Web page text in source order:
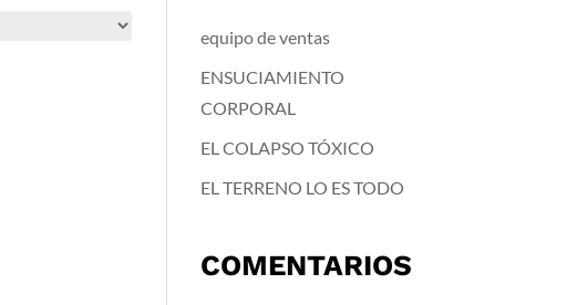
equipo de ventas
ENSUCIAMIENTO
CORPORAL
EL COLAPSO TÓXICO
EL TERRENO LO ES TODO
COMENTARIOS